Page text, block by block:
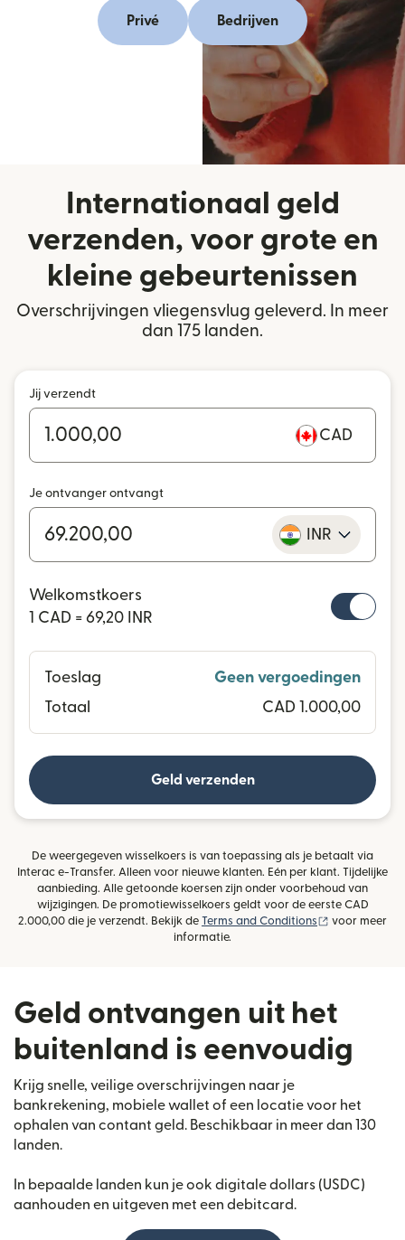
Privé Bedrijven
Internationaal geld
verzenden, voor grote en
kleine gebeurtenissen
Overschrijvingen vliegensvlug geleverd. In meer
dan 175 landen.
Jij verzendt
CAD
Je ontvanger ontvangt
INR
Welkomstkoers
1 CAD = 69,20 INR
Toeslag
Geen vergoedingen
Totaal
CAD 1.000,00
Geld verzenden
De weergegeven wisselkoers is van toepassing als je betaalt via
Interac e-Transfer. Alleen voor nieuwe klanten. Eén per klant. Tijdelijke
aanbieding. Alle getoonde koersen zijn onder voorbehoud van
wijzigingen. De promotiewisselkoers geldt voor de eerste CAD
2.000,00 die je verzendt. Bekijk de Terms and Conditions (wordt
voor meer
informatie.
Geld ontvangen uit het
buitenland is eenvoudig
Krijg snelle, veilige overschrijvingen naar je
bankrekening, mobiele wallet of een locatie voor het
ophalen van contant geld. Beschikbaar in meer dan 130
landen.
In bepaalde landen kun je ook digitale dollars (USDC)
aanhouden en uitgeven met een debitcard.